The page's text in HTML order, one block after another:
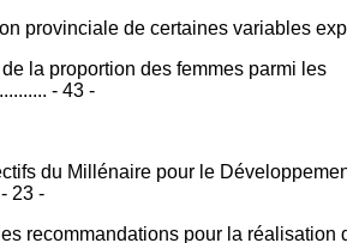
provinciale de certaines variables
la proportion des femmes parmi les
- 43 -
du Millénaire pour le
23 -
recommandations pour la réalisation